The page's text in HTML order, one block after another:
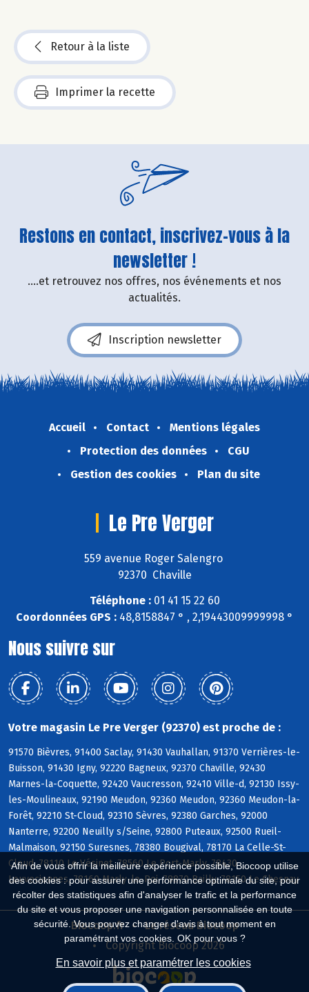
Afin de vous offrir la meilleure expérience possible, Biocoop utilise
des cookies : pour assurer une performance optimale du site, pour
récolter des statistiques afin d'analyser le trafic et la performance
du site et vous proposer une navigation personnalisée en toute
sécurité. Vous pouvez changer d'avis à tout moment en
paramétrant vos cookies. OK pour vous ?
En savoir plus et paramétrer les cookies
Retour à la liste
Imprimer la recette
Restons en contact, inscrivez-vous à la
newsletter !
....et retrouvez nos offres, nos événements et nos
actualités.
Inscription newsletter
Accueil Contact
Mentions légales
Protection des données
CGU
Gestion des cookies
Plan du site
Le Pre Verger
559 avenue Roger Salengro
92370 Chaville
Téléphone :01 41 15 22 60
Coordonnées GPS : 48,8158847 ° , 2,19443009999998 °
Nous suivre sur
Votre magasin Le Pre Verger (92370) est proche de :
91570 Bièvres, 91400 Saclay, 91430 Vauhallan, 91370 Verrières-le-
Buisson, 91430 Igny, 92220 Bagneux, 92370 Chaville, 92430
Marnes-la-Coquette, 92420 Vaucresson, 92410 Ville-d, 92130 Issy-
les-Moulineaux, 92190 Meudon, 92360 Meudon, 92360 Meudon-la-
Forêt, 92210 St-Cloud, 92310 Sèvres, 92380 Garches, 92000
Nanterre, 92200 Neuilly s/Seine, 92800 Puteaux, 92500 Rueil-
Malmaison, 92150 Suresnes, 78380 Bougival, 78170 La Celle-St-
Cloud, 78110 Le Vésinet, 78560 Le Port-Marly, 78430
Louveciennes, 78160 Marly-le-Roi, 78870 Bailly, 78150 Le Chesnay
Biocoop.fr
Le réseau Biocoop
Copyright Biocoop 2026